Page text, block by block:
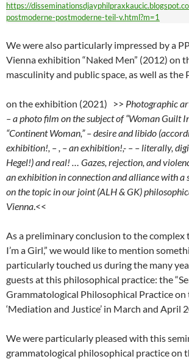
https://
postmoderne-postmoderne-teil-v.html?m=1
We were also particularly impressed by a
Vienna exhibition “Naked Men” (2012) on
masculinity and public space, as well as the
on the exhibition (2021) >> Photographic
– a photo film on the subject of “Woman Guilt
“Continent Woman,” – desire and libido
exhibition!, – , – an exhibition!,- – – literally,
Hegel!) and real! … Gazes, rejection, and
an exhibition in connection and alliance with a
on the topic in our joint (ALH & GK)
Vienna.<<
As a preliminary conclusion to the complex
I’m a Girl,” we would like to mention
particularly touched us during the many
guests at this philosophical practice: the
Grammatological Philosophical Practice
‘Mediation and Justice’ in March and April
We were particularly pleased with this
grammatological philosophical practice on